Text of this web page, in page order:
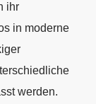
ihr
in moderne
werden.